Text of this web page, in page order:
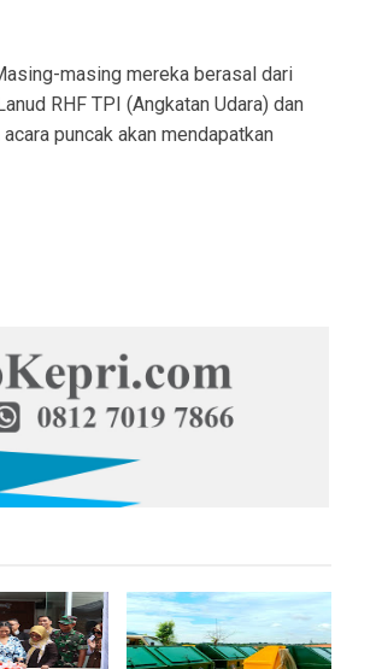
masing mereka berasal dari
RHF TPI (Angkatan Udara) dan
puncak akan mendapatkan